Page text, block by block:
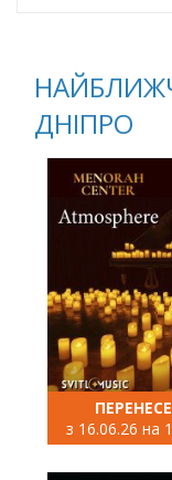
ДНІПРО
з 16.06.26 на